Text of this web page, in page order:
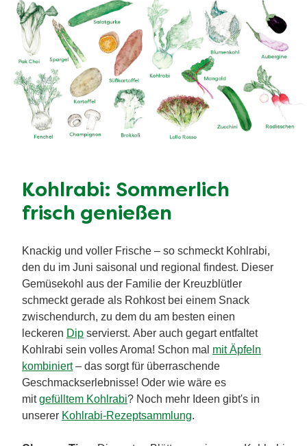
Kohlrabi: Sommerlich
frisch genießen
Knackig und voller Frische – so schmeckt Kohlrabi,
den du im Juni saisonal und regional findest. Dieser
Gemüsekohl aus der Familie der Kreuzblütler
schmeckt gerade als Rohkost bei einem Snack
zwischendurch, zu dem du am besten einen
leckeren Dip servierst. Aber auch gegart entfaltet
Kohlrabi sein volles Aroma! Schon mal mit Äpfeln
kombiniert– das sorgt für überraschende
Geschmackserlebnisse! Oder wie wäre es
mitgefülltem Kohlrabi? Noch mehr Ideen gibt's in
unserer Kohlrabi-Rezeptsammlung.